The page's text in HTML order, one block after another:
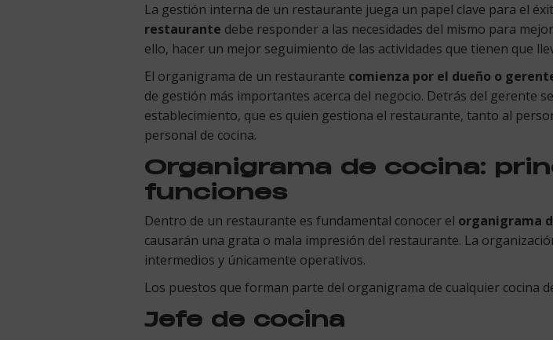
La gestión interna de un restaurante juega un papel clave para el
restaurante debe responder a las necesidades del mismo para
ello, hacer un mejor seguimiento de las actividades que tienen que
El organigrama de un restaurante comienza por el dueño o
de gestión más importantes acerca del negocio. Detrás del gerente
establecimiento, que es quien gestiona el restaurante, tanto al
personal de cocina.
Organigrama de cocina:
funciones
Dentro de un restaurante es fundamental conocer el organigrama
causarán una grata o mala impresión del restaurante. La
intermedios y únicamente operativos.
Los puestos que forman parte del organigrama de cualquier cocina
Jefe de cocina